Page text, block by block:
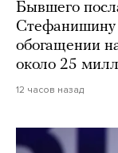
Бывшего
Стефанишину
обогащении
около 25
12 часов назад